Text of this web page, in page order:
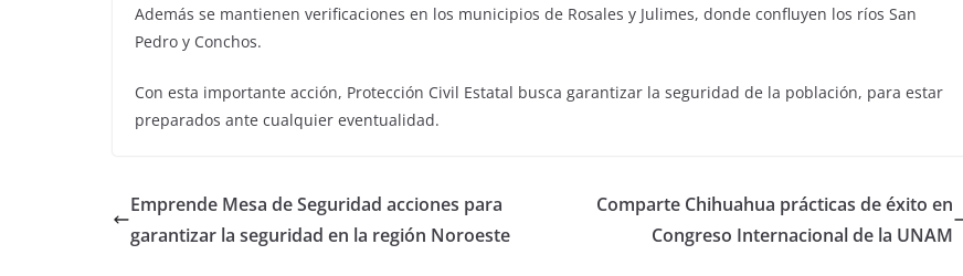
Además se mantienen verificaciones en los municipios de Rosales y Julimes, donde confluyen los ríos San
Pedro y Conchos.
Con esta importante acción, Protección Civil Estatal busca garantizar la seguridad de la población, para estar
preparados ante cualquier eventualidad.
Emprende Mesa de Seguridad acciones para
garantizar la seguridad en la región Noroeste
Comparte Chihuahua prácticas de éxito en
Congreso Internacional de la UNAM